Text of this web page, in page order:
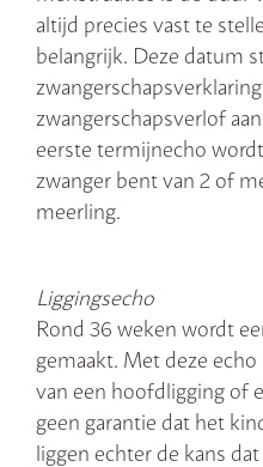
altijd precies vast te
belangrijk. Deze datum
zwangerschapsverlof
eerste termijnecho
zwanger bent van 2 of
meerling.
Liggingsecho
Rond 36 weken wordt
gemaakt. Met deze
van een hoofdligging of
geen garantie dat het
liggen echter de kans